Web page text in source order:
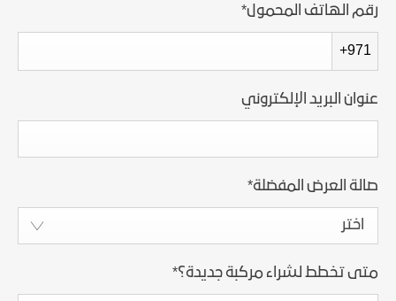
رقم الهاتف المحمول*
+971
عنوان البريد الإلكتروني
صالة العرض المفضلة*
اختر
متى تخطط لشراء مركبة جديدة؟*